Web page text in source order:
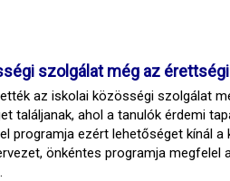
szolgálat még az
az iskolai közösségi szolgálat
találjanak, ahol a tanulók érdemi
programja ezért lehetőséget kínál
önkéntes programja megfelel